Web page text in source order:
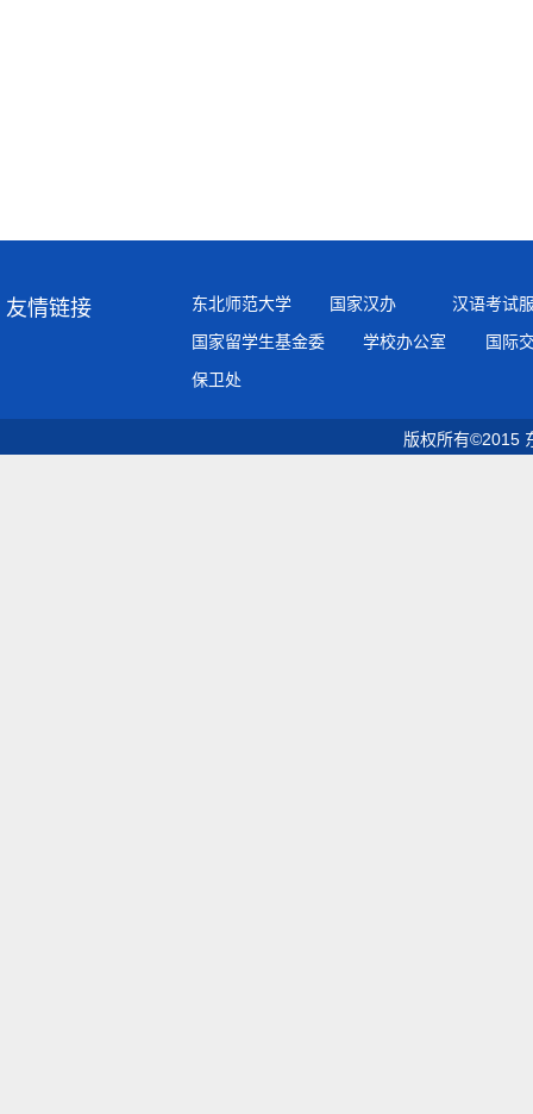
友情链接 东北师范大学 国家汉办
汉语考试
国家留学生基金委
学校办公室
国际
保卫处
版权所有©2015